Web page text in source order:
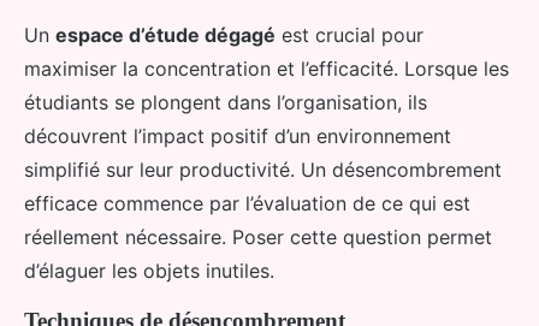
Un espace d’étude dégagé est crucial pour
maximiser la concentration et l’efficacité. Lorsque les
étudiants se plongent dans l’organisation, ils
découvrent l’impact positif d’un environnement
simplifié sur leur productivité. Un désencombrement
efficace commence par l’évaluation de ce qui est
réellement nécessaire. Poser cette question permet
d’élaguer les objets inutiles.
Techniques de désencombrement